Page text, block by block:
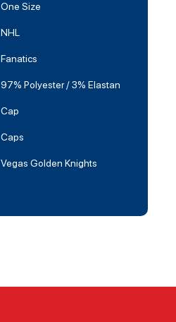
One Size
NHL
Fanatics
97% Polyester / 3% Elastan
Cap
Caps
Vegas Golden Knights